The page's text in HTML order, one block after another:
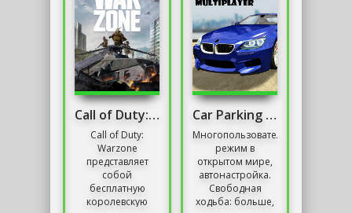
Call of Duty: Warzone 2.0
Call of Duty:
Warzone
представляет
собой
бесплатную
королевскую
Car Parking Multiplayer
Многопользовательский
режим в
открытом мире,
автонастройка.
Свободная
ходьба: больше,